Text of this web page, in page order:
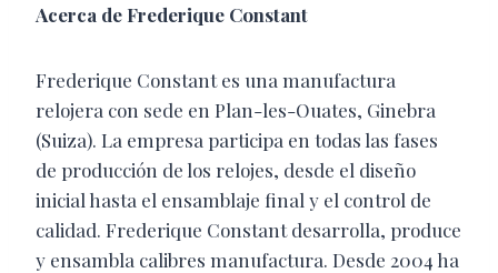
Acerca de Frederique Constant
Frederique Constant es una manufactura
relojera con sede en Plan-les-Ouates, Ginebra
(Suiza). La empresa participa en todas las fases
de producción de los relojes, desde el diseño
inicial hasta el ensamblaje final y el control de
calidad. Frederique Constant desarrolla, produce
y ensambla calibres manufactura. Desde 2004 ha